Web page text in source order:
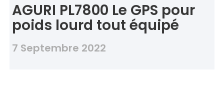
AGURI PL7800 Le GPS pour
poids lourd tout équipé
7 Septembre 2022